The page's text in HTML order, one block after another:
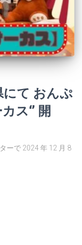
にて おんぷ
ス‘’ 開
ーで 2024 年 12 月 8